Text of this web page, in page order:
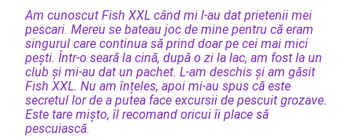
Am cunoscut Fish XXL când mi l-au dat prietenii mei
pescari. Mereu se bateau joc de mine pentru că eram
singurul care continua să prind doar pe cei mai mici
pești. Într-o seară la cină, după o zi la lac, am fost la un
club și mi-au dat un pachet. L-am deschis și am găsit
Fish XXL. Nu am înțeles, apoi mi-au spus că este
secretul lor de a putea face excursii de pescuit grozave.
Este tare mișto, îl recomand oricui îi place să
pescuiască.